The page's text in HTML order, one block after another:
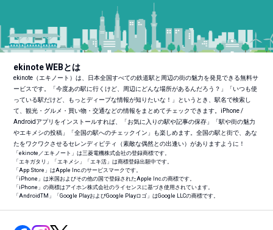
ekinote WEBとは
ekinote（エキノート）は、日本全国すべての鉄道駅と周辺の街の魅力を発見できる無料サ
ービスです。「今度あの駅に行くけど、周辺にどんな場所があるんだろう？」「いつも使
っている駅だけど、もっとディープな情報が知りたいな！」というとき、駅名で検索し
て、観光・グルメ・買い物・交通などの情報をまとめてチェックできます。iPhone /
Androidアプリをインストールすれば、「お気に入りの駅や記事の保存」「駅や街の魅力
やエキメシの投稿」「全国の駅へのチェックイン」も楽しめます。全国の駅と街で、あな
たをワクワクさせるセレンディピティ（素敵な偶然との出逢い）がありますように！
「ekinote／エキノート」は三菱電機株式会社の登録商標です。
「エキガタリ」「エキメシ」「エキ活」は商標登録出願中です。
「App Store」はApple Inc.のサービスマークです。
「iPhone」は米国およびその他の国で登録されたApple Inc.の商標です。
「iPhone」の商標はアイホン株式会社のライセンスに基づき使用されています。
「AndroidTM 」「Google PlayおよびGoogle Playロゴ」はGoogle LLCの商標です。